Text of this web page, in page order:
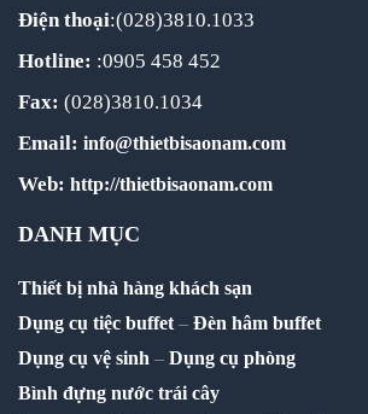
Điện thoại:(028)3810.1033
Hotline: :0905 458 452
Fax: (028)3810.1034
Email: info@thietbisaonam.com
Web: http://thietbisaonam.com
DANH MỤC
Thiết bị nhà hàng khách sạn
Dụng cụ tiệc buffet – Đèn hâm buffet
Dụng cụ vệ sinh – Dụng cụ phòng
Bình đựng nước trái cây